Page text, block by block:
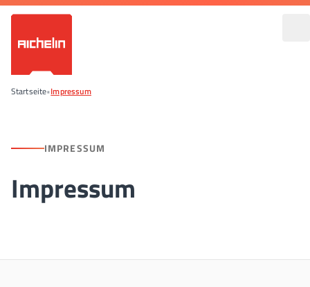
Startseite•Impressum
IMPRESSUM
Impressum